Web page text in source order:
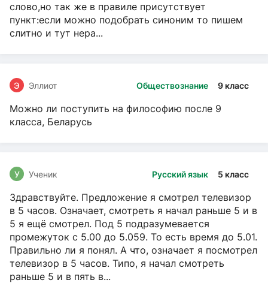
слово,но так же в правиле присутствует
пункт:если можно подобрать синоним то пишем
слитно и тут нера...
Обществознание 9 класс
Э Эллиот
Можно ли поступить на философию после 9
класса, Беларусь
Русский язык 5 класс
У Ученик
Здравствуйте. Предложение я смотрел телевизор
в 5 часов. Означает, смотреть я начал раньше 5 и в
5 я ещё смотрел. Под 5 подразумевается
промежуток с 5.00 до 5.059. То есть время до 5.01.
Правильно ли я понял. А что, означает я посмотрел
телевизор в 5 часов. Типо, я начал смотреть
раньше 5 и в пять в...